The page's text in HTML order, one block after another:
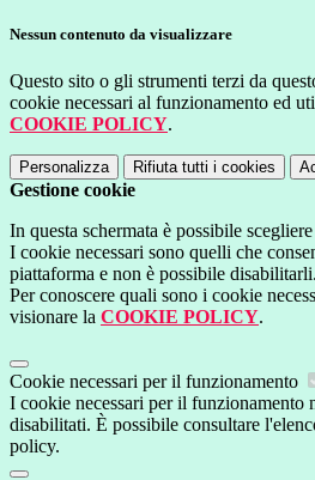
Nessun contenuto da visualizzare
Questo sito o gli strumenti terzi da
cookie necessari al funzionamento ed
COOKIE POLICY.
Personalizza Rifiuta tutti i cookies
Gestione cookie
In questa schermata è possibile
I cookie necessari sono quelli che
piattaforma e non è possibile disabilitarli.
Per conoscere quali sono i cookie
visionare la COOKIE POLICY.
Cookie necessari per il funzionamento
I cookie necessari per il funzionamento
disabilitati. È possibile consultare
policy.